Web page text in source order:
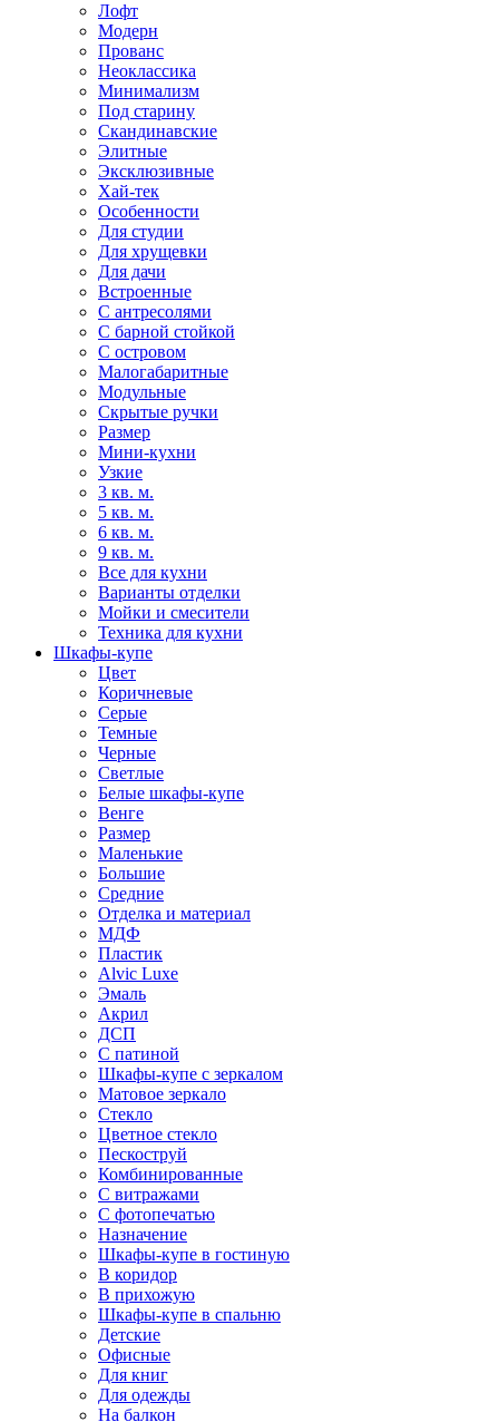
Лофт
Модерн
Прованс
Неоклассика
Минимализм
Под старину
Скандинавские
Элитные
Эксклюзивные
Хай-тек
Особенности
Для студии
Для хрущевки
Для дачи
Встроенные
С антресолями
С барной стойкой
С островом
Малогабаритные
Модульные
Скрытые ручки
Размер
Мини-кухни
Узкие
3 кв. м.
5 кв. м.
6 кв. м.
9 кв. м.
Все для кухни
Варианты отделки
Мойки и смесители
Техника для кухни
Шкафы-купе
Цвет
Коричневые
Серые
Темные
Черные
Светлые
Белые шкафы-купе
Венге
Размер
Маленькие
Большие
Средние
Отделка и материал
МДФ
Пластик
Alvic Luxe
Эмаль
Акрил
ДСП
С патиной
Шкафы-купе с зеркалом
Матовое зеркало
Стекло
Цветное стекло
Пескоструй
Комбинированные
С витражами
С фотопечатью
Назначение
Шкафы-купе в гостиную
В коридор
В прихожую
Шкафы-купе в спальню
Детские
Офисные
Для книг
Для одежды
На балкон